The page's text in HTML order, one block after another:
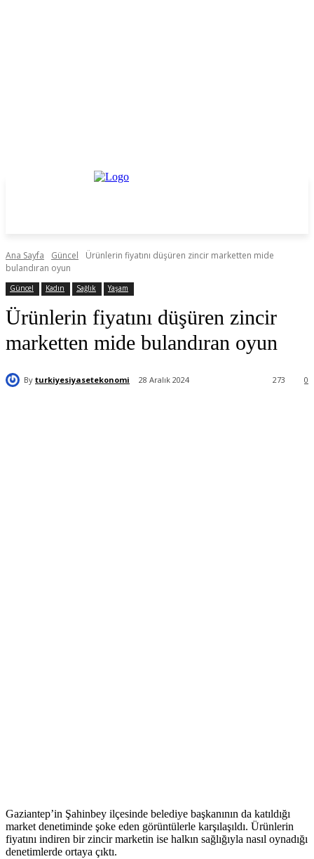
Ana Sayfa Güncel
Ürünlerin fiyatını düşüren zincir marketten mide
bulandıran oyun
Güncel Kadın Sağlık Yaşam
Ürünlerin fiyatını düşüren zincir
marketten mide bulandıran oyun
By turkiyesiyasetekonomi 28 Aralık 2024 0
273
Gaziantep’in Şahinbey ilçesinde belediye başkanının da katıldığı
market denetiminde şoke eden görüntülerle karşılaşıldı. Ürünlerin
fiyatını indiren bir zincir marketin ise halkın sağlığıyla nasıl oynadığı
denetimlerde ortaya çıktı.